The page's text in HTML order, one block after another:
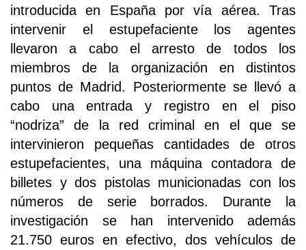
introducida en España por vía aérea. Tras
intervenir el estupefaciente los agentes
llevaron a cabo el arresto de todos los
miembros de la organización en distintos
puntos de Madrid. Posteriormente se llevó a
cabo una entrada y registro en el piso
“nodriza” de la red criminal en el que se
intervinieron pequeñas cantidades de otros
estupefacientes, una máquina contadora de
billetes y dos pistolas municionadas con los
números de serie borrados. Durante la
investigación se han intervenido además
21.750 euros en efectivo, dos vehículos de